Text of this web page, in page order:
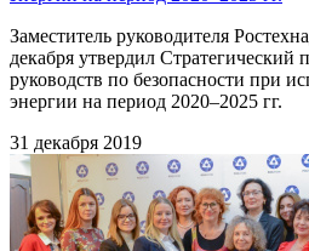
Заместитель руководителя
декабря утвердил Стратегический
руководств по безопасности при
энергии на период 2020–2025 гг.
31 декабря 2019